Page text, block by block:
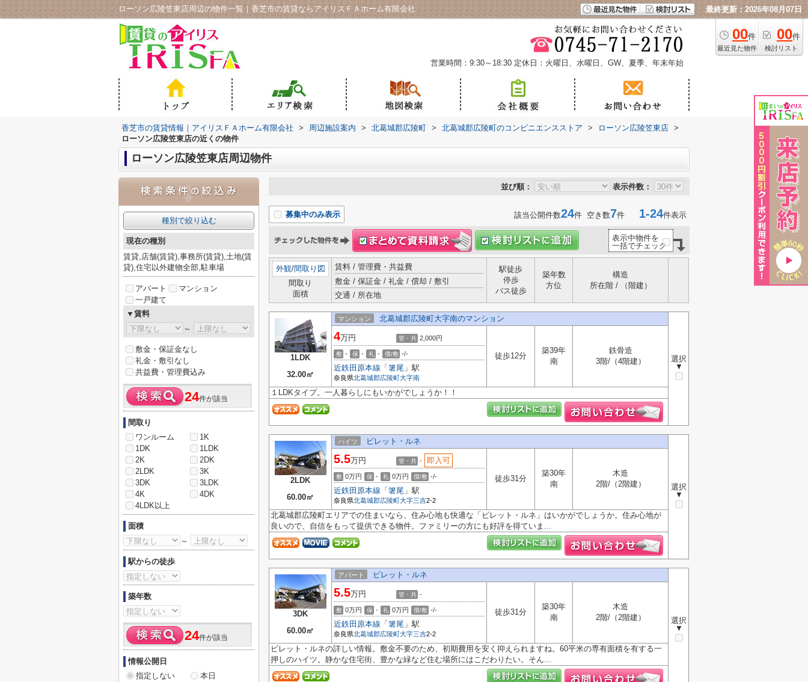
ローソン広陵笠東店周辺の物件一覧｜香芝市の賃貸ならアイリスＦＡホーム有限会社 最終更新：2026年08月07日
00件
最近見た物件
00件
検討リスト
営業時間：9:30～18:30 定休日：火曜日、水曜日、GW、夏季、年末年始
香芝市の賃貸情報｜アイリスＦＡホーム有限会社 > 周辺施設案内 > 北葛城郡広陵町 > 北葛城郡広陵町のコンビニエンスストア > ローソン広陵笠東店 >
ローソン広陵笠東店の近くの物件
ローソン広陵笠東店周辺物件
並び順： 表示件数：
募集中のみ表示 該当公開件数24件 空き数7件 1-24件表示
表示中物件を
一括でチェック
外観/間取り図
間取り
面積
賃料 / 管理費・共益費
敷金 / 保証金 / 礼金 / 償却 / 敷引
交通 / 所在地
駅徒歩
停歩
バス徒歩
築年数
方位
構造
所在階 / （階建）
1LDK
32.00㎡
マンション 北葛城郡広陵町大字南のマンション
選択
▼
4万円 管・共 2,000円
敷 - 保 - 礼 - 償/敷 -/-
近鉄田原本線 「 箸尾 」駅
奈良県北葛城郡広陵町大字南
徒歩12分
築39年
南
鉄骨造
3階/（4階建）
１LDKタイプ。一人暮らしにもいかがでしょうか！！
2LDK
60.00㎡
ハイツ ビレット・ルネ
選択
▼
5.5万円 管・共 - 即入可
敷 0万円 保 - 礼 0万円 償/敷 -/-
近鉄田原本線 「 箸尾 」駅
奈良県北葛城郡広陵町大字三吉2-2
徒歩31分
築30年
南
木造
2階/（2階建）
北葛城郡広陵町エリアでの住まいなら、住み心地も快適な「ビレット・ルネ」はいかがでしょうか。住み心地が
良いので、自信をもって提供できる物件。ファミリーの方にも好評を得ていま...
3DK
60.00㎡
アパート ビレット・ルネ
選択
▼
5.5万円 管・共 -
敷 0万円 保 - 礼 0万円 償/敷 -/-
近鉄田原本線 「 箸尾 」駅
奈良県北葛城郡広陵町大字三吉2-2
徒歩31分
築30年
南
木造
2階/（2階建）
ビレット・ルネの詳しい情報。敷金不要のため、初期費用を安く抑えられますね。60平米の専有面積を有する一
押しのハイツ。静かな住宅街、豊かな緑など住む場所にはこだわりたい。そん...
種別で絞り込む
現在の種別
賃貸,店舗(賃貸),事務所(賃貸),土地(賃
貸),住宅以外建物全部,駐車場
アパート
マンション
一戸建て
▼賃料
～
敷金・保証金なし
礼金・敷引なし
共益費・管理費込み
24件が該当
間取り
ワンルーム
1K
1DK
1LDK
2K
2DK
2LDK
3K
3DK
3LDK
4K
4DK
4LDK以上
面積
～
駅からの徒歩
築年数
24件が該当
情報公開日
指定しない
本日